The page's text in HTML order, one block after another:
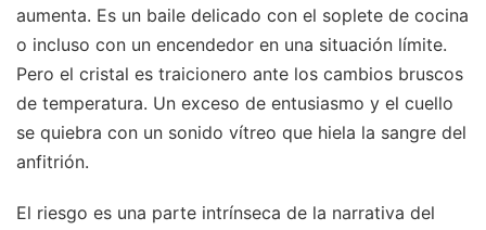
aumenta. Es un baile delicado con el soplete de cocina
o incluso con un encendedor en una situación límite.
Pero el cristal es traicionero ante los cambios bruscos
de temperatura. Un exceso de entusiasmo y el cuello
se quiebra con un sonido vítreo que hiela la sangre del
anfitrión.
El riesgo es una parte intrínseca de la narrativa del